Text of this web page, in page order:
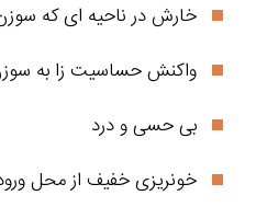
خارش در ناحیه ای که
واکنش حساسیت زا به
بی حسی و درد
خونریزی خفیف از محل